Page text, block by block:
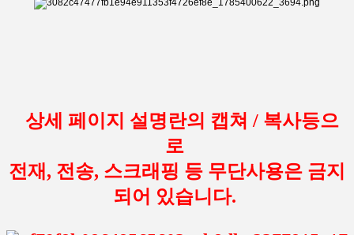
상세 페이지 설명란의 캡쳐 / 복사등으
로
전재, 전송, 스크래핑 등 무단사용은 금지
되어 있습니다.